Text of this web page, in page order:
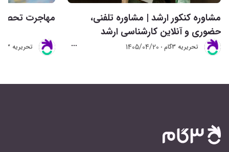
مشاوره کنکور ارشد | مشاوره تلفنی،
حضوری و آنلاین کارشناسی ارشد
تحريريه 3گام 1405/04/20
مهاجرت
تحريريه 3گام